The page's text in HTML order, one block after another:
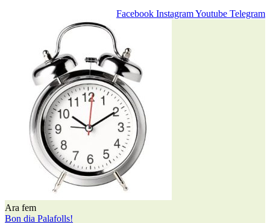
Facebook InstagramYoutube Telegram
Ara fem
Bon dia Palafolls!